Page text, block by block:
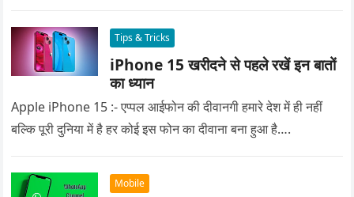
Tips & Tricks
iPhone 15 खरीदने से पहले रखें इन बातों
का ध्यान
Apple iPhone 15 :- एप्पल आईफोन की दीवानगी हमारे देश में ही नहीं
बल्कि पूरी दुनिया में है हर कोई इस फोन का दीवाना बना हुआ है….
Mobile